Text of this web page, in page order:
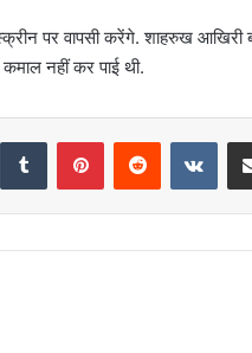
पर वापसी करेंगे. शाहरुख
नहीं कर पाई थी.